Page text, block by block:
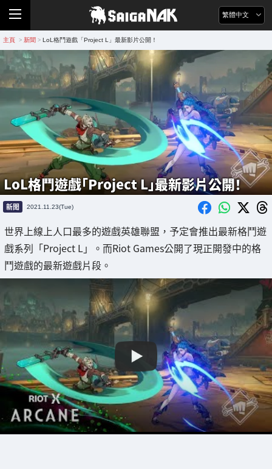
繁體中文
主頁 > 新聞 > LoL格鬥遊戲「Project L」最新影片公開！
LoL格鬥遊戲「Project L」最新影片公開！
新聞 2021.11.23(Tue)
世界上線上人口最多的遊戲英雄聯盟，予定會推出最新格鬥遊
戲系列「Project L」。而Riot Games公開了現正開發中的格
鬥遊戲的最新遊戲片段。